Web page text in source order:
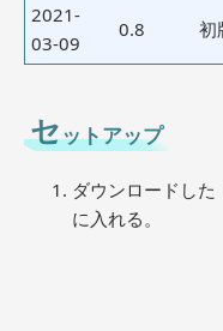
2021-
03-09
0.8 初
セットアップ
ダウンロードし
に入れる。